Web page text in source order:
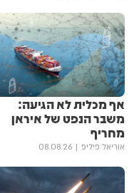
אף מכלית לא הגיעה:
משבר הנפט של איראן
מחריף
אוריאל פיליפ 08.08.26